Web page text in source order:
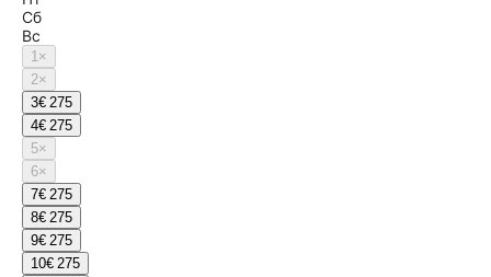
Сб
Вс
1×
2×
3€ 275
4€ 275
5×
6×
7€ 275
8€ 275
9€ 275
10€ 275